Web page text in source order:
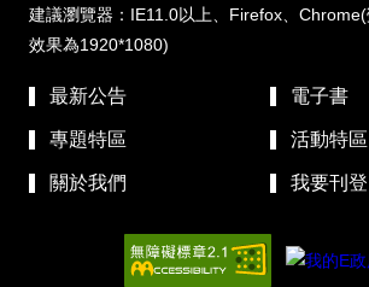
建議瀏覽器：IE11.0以上、Firefox、
效果為1920*1080)
最新公告 電子書
專題特區 活動特區
關於我們 我要刊登